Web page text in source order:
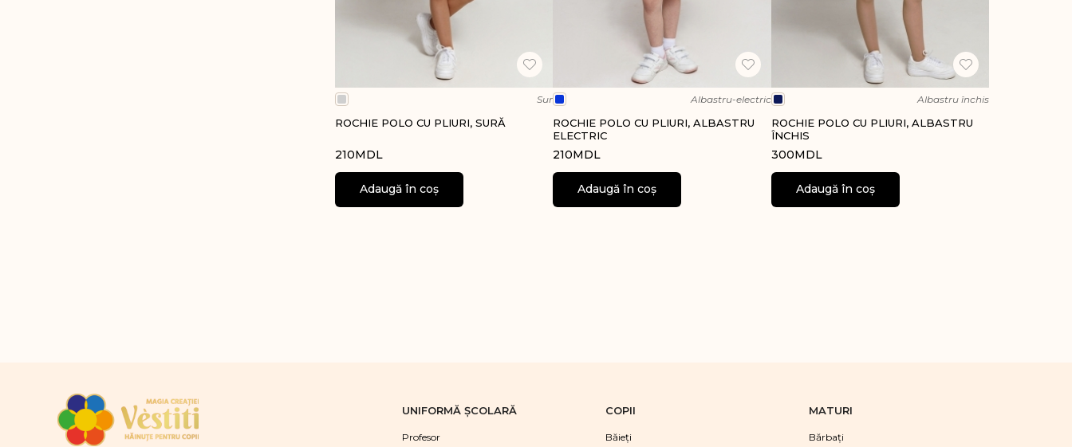
Sur
ROCHIE POLO CU PLIURI, SURĂ
210MDL
Adaugă în coș
Albastru-electric
ROCHIE POLO CU PLIURI, ALBASTRU
ELECTRIC
210MDL
Adaugă în coș
Albastru închis
ROCHIE POLO CU PLIURI, ALBASTRU
ÎNCHIS
300MDL
Adaugă în coș
UNIFORMĂ ŞCOLARĂ
Profesor
COPII
Băieţi
MATURI
Bărbaţi